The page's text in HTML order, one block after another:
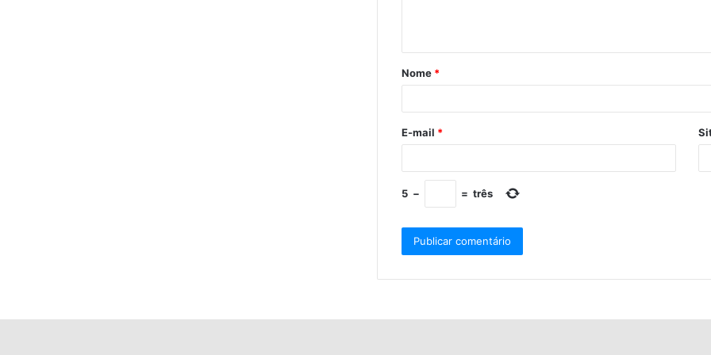
Nome *
E-mail *
5 − = três